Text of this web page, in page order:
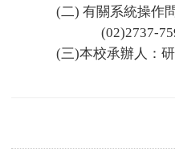
(二) 有關系統操作
(02)2737-
(三)本校承辦人：